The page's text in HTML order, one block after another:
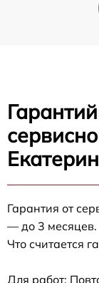
Гарантия от
— до 3 месяцев.
Что считается
Для работ: